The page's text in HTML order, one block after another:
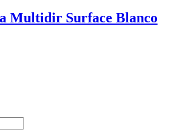
Multidir Surface Blanco